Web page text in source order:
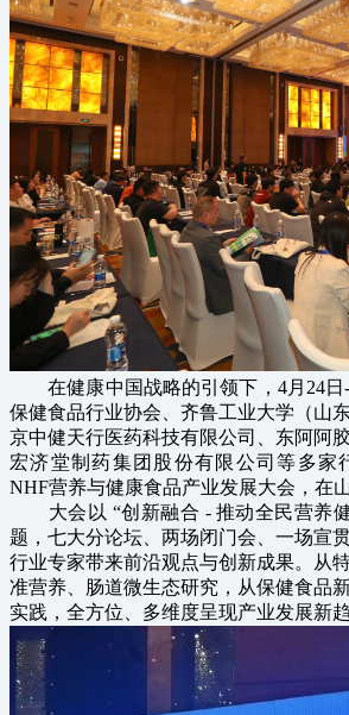
在健康中国战略的引领下，4月24日-
保健食品行业协会、齐鲁工业大学（山
京中健天行医药科技有限公司、东阿阿
宏济堂制药集团股份有限公司等多家
NHF营养与健康食品产业发展大会，在
大会以 “创新融合 - 推动全民营养健
题，七大分论坛、两场闭门会、一场宣
行业专家带来前沿观点与创新成果。从
准营养、肠道微生态研究，从保健食品
实践，全方位、多维度呈现产业发展新趋